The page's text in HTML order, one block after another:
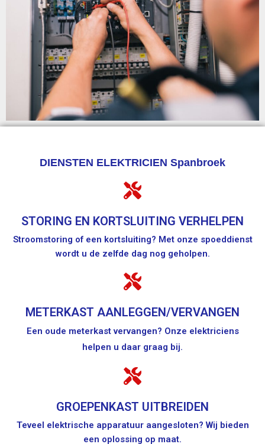
DIENSTEN ELEKTRICIEN Spanbroek
STORING EN KORTSLUITING VERHELPEN
Stroomstoring of een kortsluiting? Met onze spoeddienst
wordt u de zelfde dag nog geholpen.
METERKAST AANLEGGEN/VERVANGEN
Een oude meterkast vervangen? Onze elektriciens
helpen u daar graag bij.
GROEPENKAST UITBREIDEN
Teveel elektrische apparatuur aangesloten? Wij bieden
een oplossing op maat.